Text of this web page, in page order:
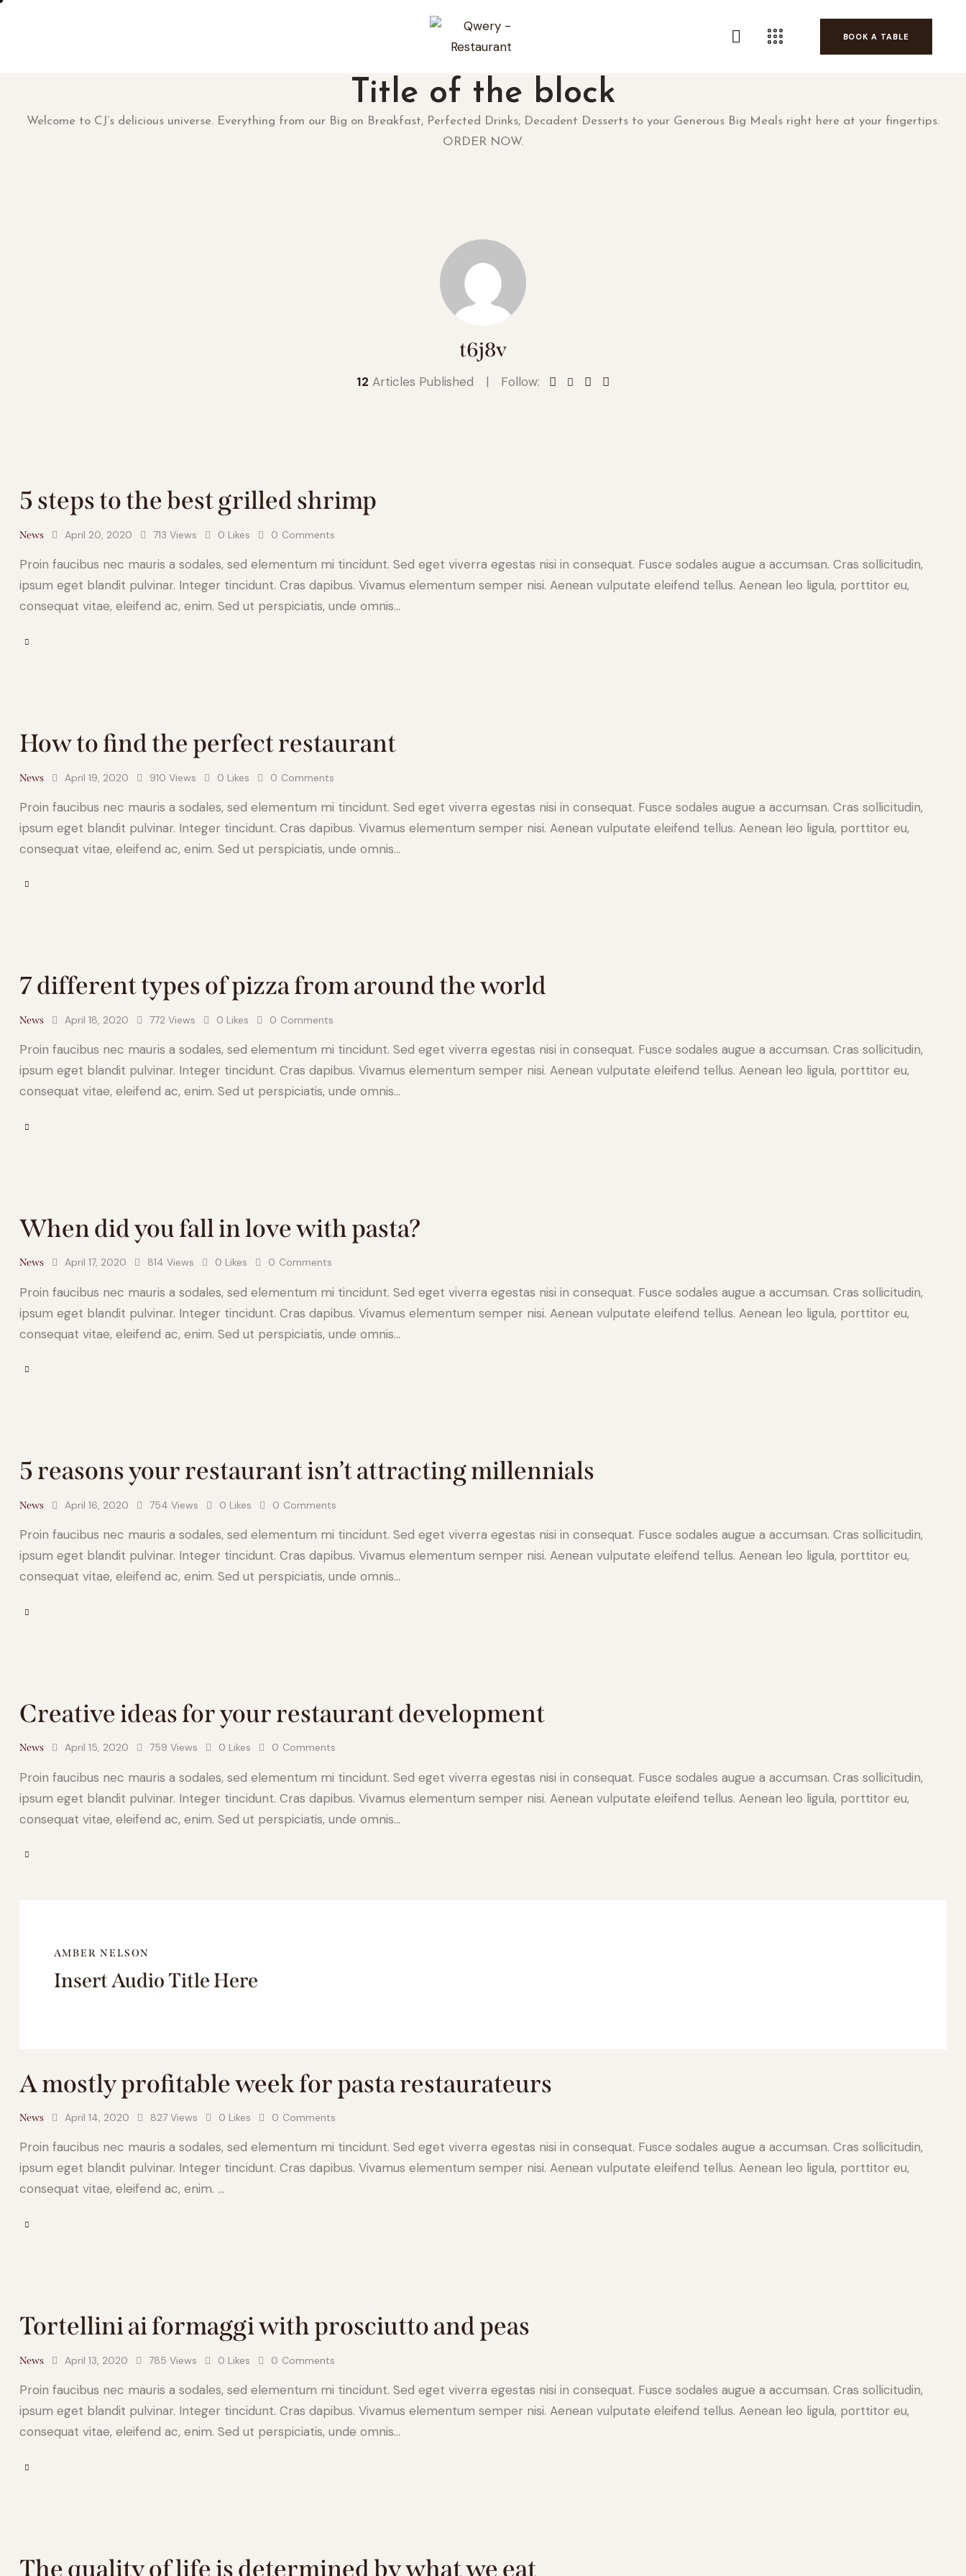
BOOK A TABLE
Title of the block
Welcome to CJ’s delicious universe. Everything from our Big on Breakfast, Perfected Drinks, Decadent Desserts to your Generous Big Meals right here at your fingertips.
ORDER NOW.
t6j8v
12 Articles Published Follow:
5 steps to the best grilled shrimp
News April 20, 2020 713 Views 0 Likes 0 Comments
Proin faucibus nec mauris a sodales, sed elementum mi tincidunt. Sed eget viverra egestas nisi in consequat. Fusce sodales augue a accumsan. Cras sollicitudin,
ipsum eget blandit pulvinar. Integer tincidunt. Cras dapibus. Vivamus elementum semper nisi. Aenean vulputate eleifend tellus. Aenean leo ligula, porttitor eu,
consequat vitae, eleifend ac, enim. Sed ut perspiciatis, unde omnis…
How to find the perfect restaurant
News April 19, 2020 910 Views 0 Likes 0 Comments
Proin faucibus nec mauris a sodales, sed elementum mi tincidunt. Sed eget viverra egestas nisi in consequat. Fusce sodales augue a accumsan. Cras sollicitudin,
ipsum eget blandit pulvinar. Integer tincidunt. Cras dapibus. Vivamus elementum semper nisi. Aenean vulputate eleifend tellus. Aenean leo ligula, porttitor eu,
consequat vitae, eleifend ac, enim. Sed ut perspiciatis, unde omnis…
7 different types of pizza from around the world
News April 18, 2020 772 Views 0 Likes 0 Comments
Proin faucibus nec mauris a sodales, sed elementum mi tincidunt. Sed eget viverra egestas nisi in consequat. Fusce sodales augue a accumsan. Cras sollicitudin,
ipsum eget blandit pulvinar. Integer tincidunt. Cras dapibus. Vivamus elementum semper nisi. Aenean vulputate eleifend tellus. Aenean leo ligula, porttitor eu,
consequat vitae, eleifend ac, enim. Sed ut perspiciatis, unde omnis…
When did you fall in love with pasta?
News April 17, 2020 814 Views 0 Likes 0 Comments
Proin faucibus nec mauris a sodales, sed elementum mi tincidunt. Sed eget viverra egestas nisi in consequat. Fusce sodales augue a accumsan. Cras sollicitudin,
ipsum eget blandit pulvinar. Integer tincidunt. Cras dapibus. Vivamus elementum semper nisi. Aenean vulputate eleifend tellus. Aenean leo ligula, porttitor eu,
consequat vitae, eleifend ac, enim. Sed ut perspiciatis, unde omnis…
5 reasons your restaurant isn’t attracting millennials
News April 16, 2020 754 Views 0 Likes 0 Comments
Proin faucibus nec mauris a sodales, sed elementum mi tincidunt. Sed eget viverra egestas nisi in consequat. Fusce sodales augue a accumsan. Cras sollicitudin,
ipsum eget blandit pulvinar. Integer tincidunt. Cras dapibus. Vivamus elementum semper nisi. Aenean vulputate eleifend tellus. Aenean leo ligula, porttitor eu,
consequat vitae, eleifend ac, enim. Sed ut perspiciatis, unde omnis…
Creative ideas for your restaurant development
News April 15, 2020 759 Views 0 Likes 0 Comments
Proin faucibus nec mauris a sodales, sed elementum mi tincidunt. Sed eget viverra egestas nisi in consequat. Fusce sodales augue a accumsan. Cras sollicitudin,
ipsum eget blandit pulvinar. Integer tincidunt. Cras dapibus. Vivamus elementum semper nisi. Aenean vulputate eleifend tellus. Aenean leo ligula, porttitor eu,
consequat vitae, eleifend ac, enim. Sed ut perspiciatis, unde omnis…
AMBER NELSON
Insert Audio Title Here
A mostly profitable week for pasta restaurateurs
News April 14, 2020 827 Views 0 Likes 0 Comments
Proin faucibus nec mauris a sodales, sed elementum mi tincidunt. Sed eget viverra egestas nisi in consequat. Fusce sodales augue a accumsan. Cras sollicitudin,
ipsum eget blandit pulvinar. Integer tincidunt. Cras dapibus. Vivamus elementum semper nisi. Aenean vulputate eleifend tellus. Aenean leo ligula, porttitor eu,
consequat vitae, eleifend ac, enim. …
Tortellini ai formaggi with prosciutto and peas
News April 13, 2020 785 Views 0 Likes 0 Comments
Proin faucibus nec mauris a sodales, sed elementum mi tincidunt. Sed eget viverra egestas nisi in consequat. Fusce sodales augue a accumsan. Cras sollicitudin,
ipsum eget blandit pulvinar. Integer tincidunt. Cras dapibus. Vivamus elementum semper nisi. Aenean vulputate eleifend tellus. Aenean leo ligula, porttitor eu,
consequat vitae, eleifend ac, enim. Sed ut perspiciatis, unde omnis…
The quality of life is determined by what we eat